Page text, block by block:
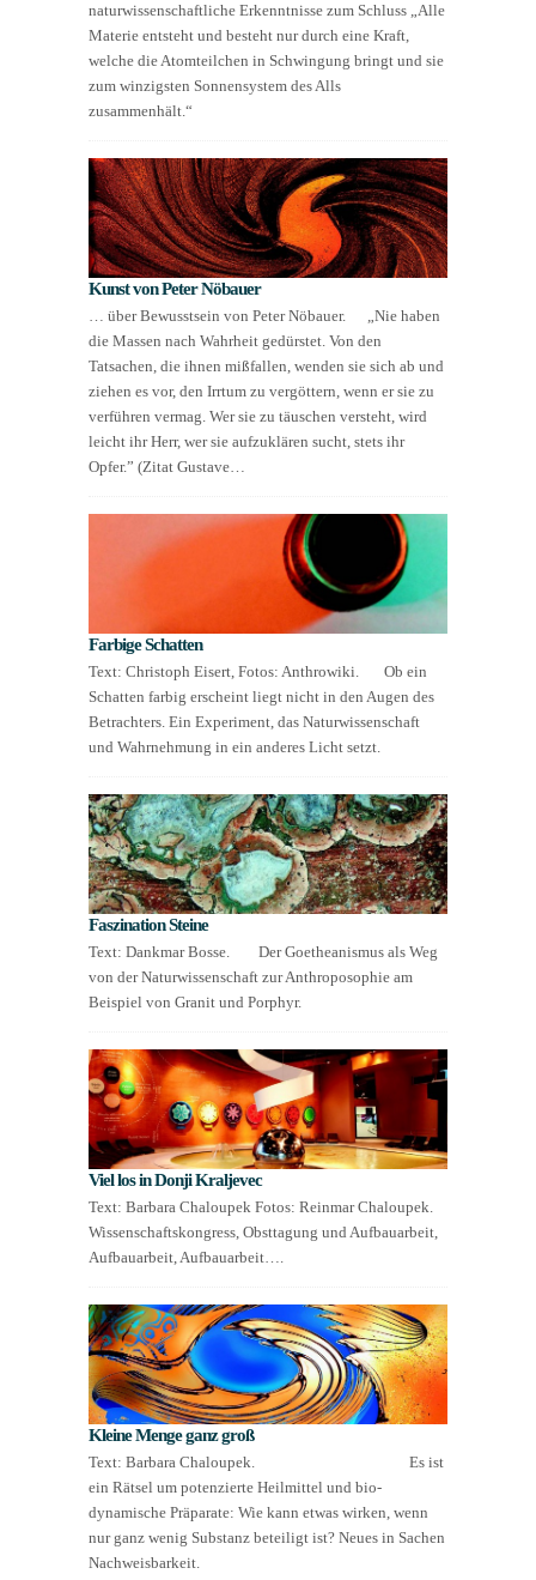
naturwissenschaftliche Erkenntnisse zum Schluss „Alle
Materie entsteht und besteht nur durch eine Kraft,
welche die Atomteilchen in Schwingung bringt und sie
zum winzigsten Sonnensystem des Alls
zusammenhält.“
Kunst von Peter Nöbauer
… über Bewusstsein von Peter Nöbauer. „Nie haben
die Massen nach Wahrheit gedürstet. Von den
Tatsachen, die ihnen mißfallen, wenden sie sich ab und
ziehen es vor, den Irrtum zu vergöttern, wenn er sie zu
verführen vermag. Wer sie zu täuschen versteht, wird
leicht ihr Herr, wer sie aufzuklären sucht, stets ihr
Opfer.” (Zitat Gustave…
Farbige Schatten
Text: Christoph Eisert, Fotos: Anthrowiki. Ob ein
Schatten farbig erscheint liegt nicht in den Augen des
Betrachters. Ein Experiment, das Naturwissenschaft
und Wahrnehmung in ein anderes Licht setzt.
Faszination Steine
Text: Dankmar Bosse. Der Goetheanismus als Weg
von der Naturwissenschaft zur Anthroposophie am
Beispiel von Granit und Porphyr.
Viel los in Donji Kraljevec
Text: Barbara Chaloupek Fotos: Reinmar Chaloupek.
Wissenschaftskongress, Obsttagung und Aufbauarbeit,
Aufbauarbeit, Aufbauarbeit….
Kleine Menge ganz groß
Text: Barbara Chaloupek. Es ist
ein Rätsel um potenzierte Heilmittel und bio-
dynamische Präparate: Wie kann etwas wirken, wenn
nur ganz wenig Substanz beteiligt ist? Neues in Sachen
Nachweisbarkeit.